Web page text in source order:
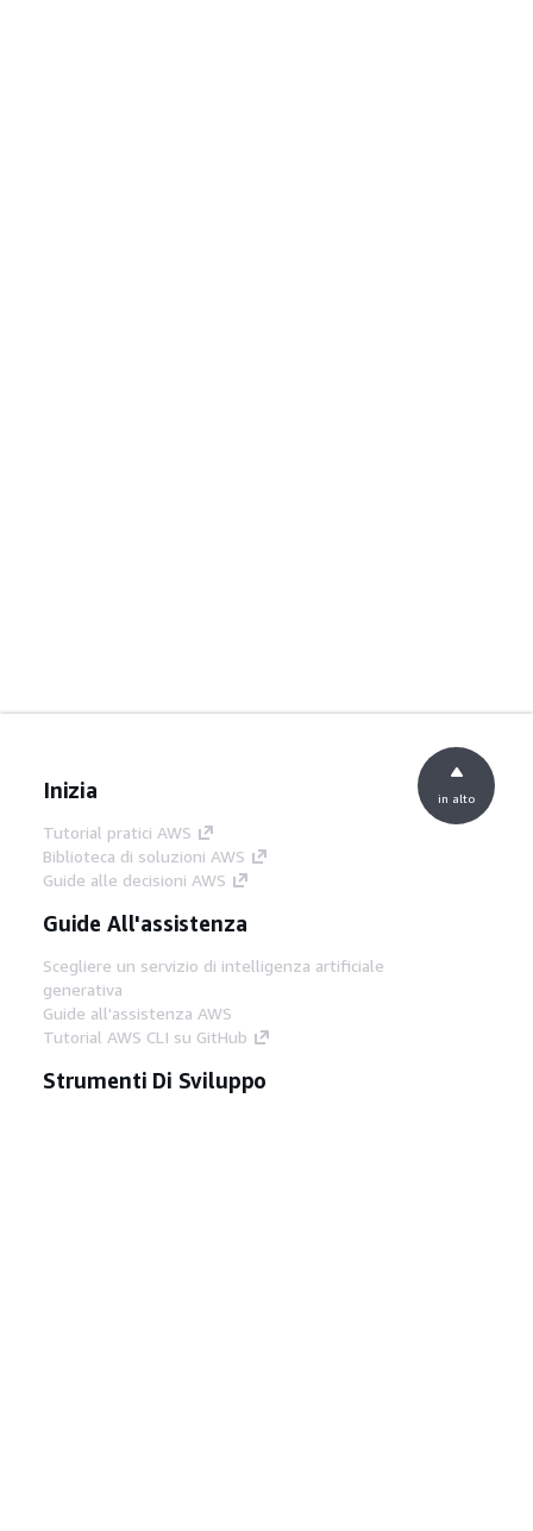
Inizia
Tutorial pratici AWS
Biblioteca di soluzioni AWS
Guide alle decisioni AWS
Guide All'assistenza
Scegliere un servizio di intelligenza artificiale
generativa
Guide all'assistenza AWS
Tutorial AWS CLI su GitHub
Strumenti Di Sviluppo
in alto